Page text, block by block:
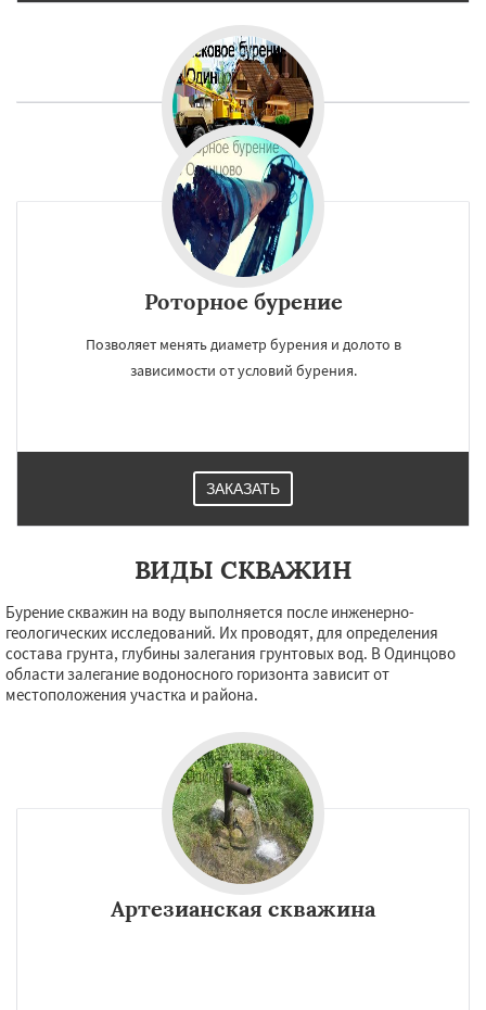
Роторное бурение
Позволяет менять диаметр бурения и долото в
зависимости от условий бурения.
ЗАКАЗАТЬ
ВИДЫ СКВАЖИН
Бурение скважин на воду выполняется после инженерно-
геологических исследований. Их проводят, для определения
состава грунта, глубины залегания грунтовых вод. В Одинцово
области залегание водоносного горизонта зависит от
местоположения участка и района.
Артезианская скважина